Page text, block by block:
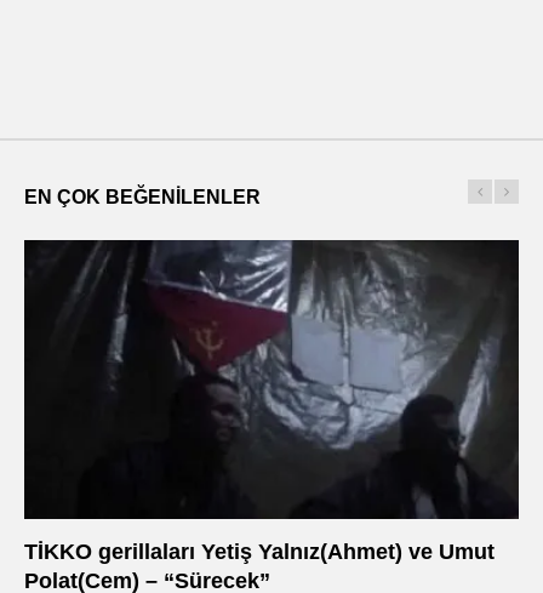
EN ÇOK BEĞENILENLER
TİKKO gerillaları Yetiş Yalnız(Ahmet) ve Umut
Polat(Cem) – “Sürecek”